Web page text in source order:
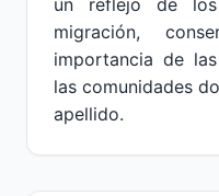
un reflejo de
migración,
importancia de
las comunidades
apellido.